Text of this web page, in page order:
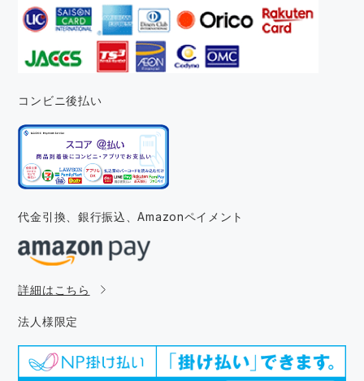
コンビニ後払い
代金引換、銀行振込、Amazonペイメント
詳細はこちら
法人様限定